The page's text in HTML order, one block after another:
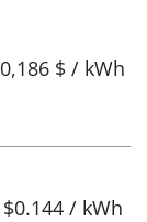
0,186 $ / kWh
$0.144 / kWh